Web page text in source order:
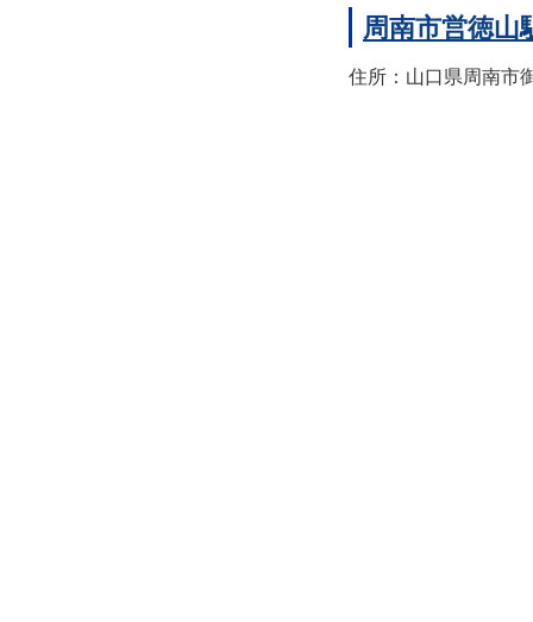
周南市営徳山
住所：山口県周南市